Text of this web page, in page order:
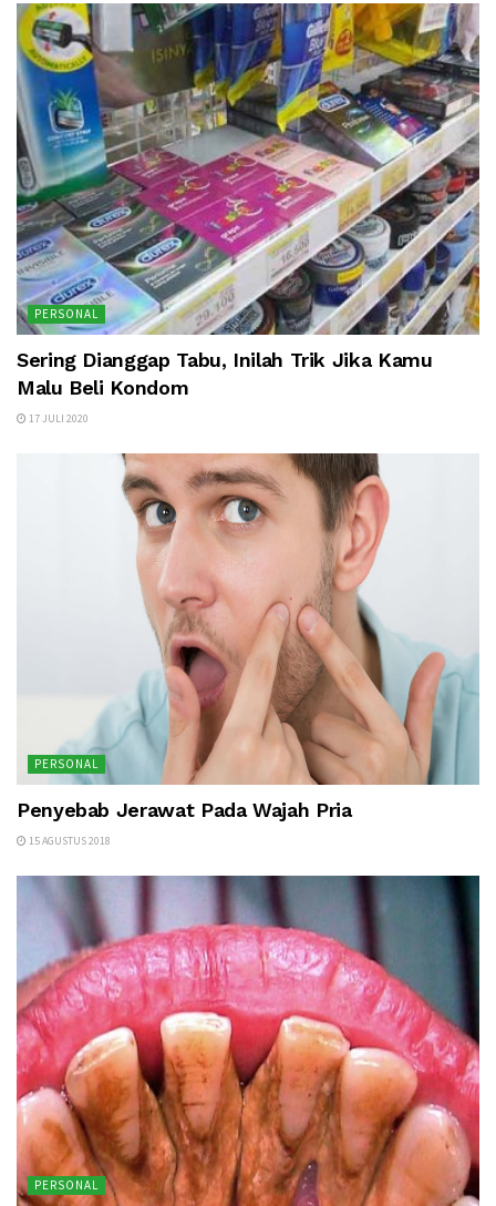
PERSONAL
Sering Dianggap Tabu, Inilah Trik Jika Kamu
Malu Beli Kondom
17 JULI 2020
PERSONAL
Penyebab Jerawat Pada Wajah Pria
15 AGUSTUS 2018
PERSONAL